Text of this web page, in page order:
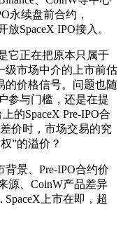
永续盘前合约，
SpaceX IPO接入。
它正在把原本只属于
级市场中介的上市前估
的价格信号。问题也随
参与门槛，还是在提
的SpaceX Pre-IPO合
价时，市场交易的究
”的溢价？
背景、Pre-IPO合约价
源、CoinW产品差异
上市在即，超